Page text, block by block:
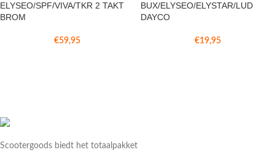
ELYSEO/SPF/VIVA/TKR 2 TAKT
BROM
€59,95
BUX/ELYSEO/ELYSTAR/LUD
DAYCO
€19,95
Scootergoods biedt het totaalpakket